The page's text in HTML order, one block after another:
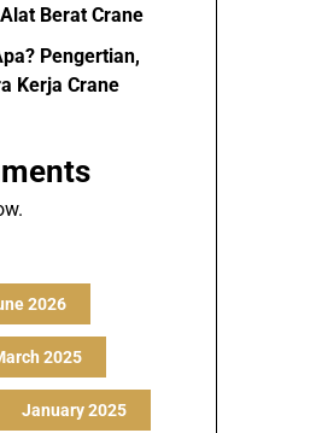
Berat Crane
Pengertian,
Kerja Crane
2026
2025
January 2025